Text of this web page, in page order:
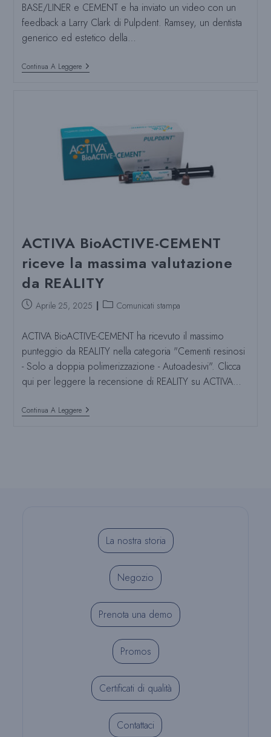
BASE/LINER e CEMENT e ha inviato un video con un
feedback a Larry Clark di Pulpdent. Ramsey, un dentista
generico ed estetico della…
Continua A LeggereIl
Dr.
BASE/LINER
E
CEMENTO
ACTIVA BioACTIVE-CEMENT
riceve la massima valutazione
da REALITY
Post Aprile 25, 2025
Categoria
post:
Comunicati stampa
ACTIVA BioACTIVE-CEMENT ha ricevuto il massimo
punteggio da REALITY nella categoria "Cementi resinosi
- Solo a doppia polimerizzazione - Autoadesivi". Clicca
qui per leggere la recensione di REALITY su ACTIVA…
Continua A LeggereACTIVA
BioACTIVE-
La nostra storia
Negozio
Prenota una demo
Promos
Certificati di qualità
Contattaci